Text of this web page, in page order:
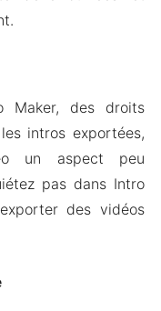
Maker, des droits
intros exportées,
un aspect peu
pas dans Intro
des vidéos